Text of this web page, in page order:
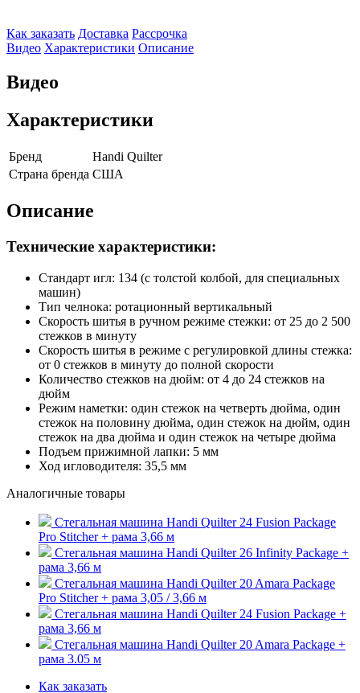
Как заказать Доставка Рассрочка
Видео Характеристики Описание
Видео
Характеристики
Бренд
Handi Quilter
Страна бренда США
Описание
Технические характеристики:
Стандарт игл: 134 (с толстой колбой, для специальных
машин)
Тип челнока: ротационный вертикальный
Скорость шитья в ручном режиме стежки: от 25 до 2 500
стежков в минуту
Скорость шитья в режиме с регулировкой длины стежка:
от 0 стежков в минуту до полной скорости
Количество стежков на дюйм: от 4 до 24 стежков на
дюйм
Режим наметки: один стежок на четверть дюйма, один
стежок на половину дюйма, один стежок на дюйм, один
стежок на два дюйма и один стежок на четыре дюйма
Подъем прижимной лапки: 5 мм
Ход игловодителя: 35,5 мм
Аналогичные товары
Стегальная машина Handi Quilter 24 Fusion Package
Pro Stitcher + рама 3,66 м
Стегальная машина Handi Quilter 26 Infinity Package +
рама 3,66 м
Стегальная машина Handi Quilter 20 Amara Package
Pro Stitcher + рама 3,05 / 3,66 м
Стегальная машина Handi Quilter 24 Fusion Package +
рама 3,66 м
Стегальная машина Handi Quilter 20 Amara Package +
рама 3.05 м
Как заказать